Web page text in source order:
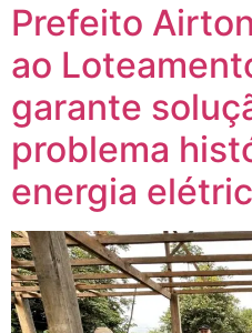
Prefeito
ao
garante
problema
energia